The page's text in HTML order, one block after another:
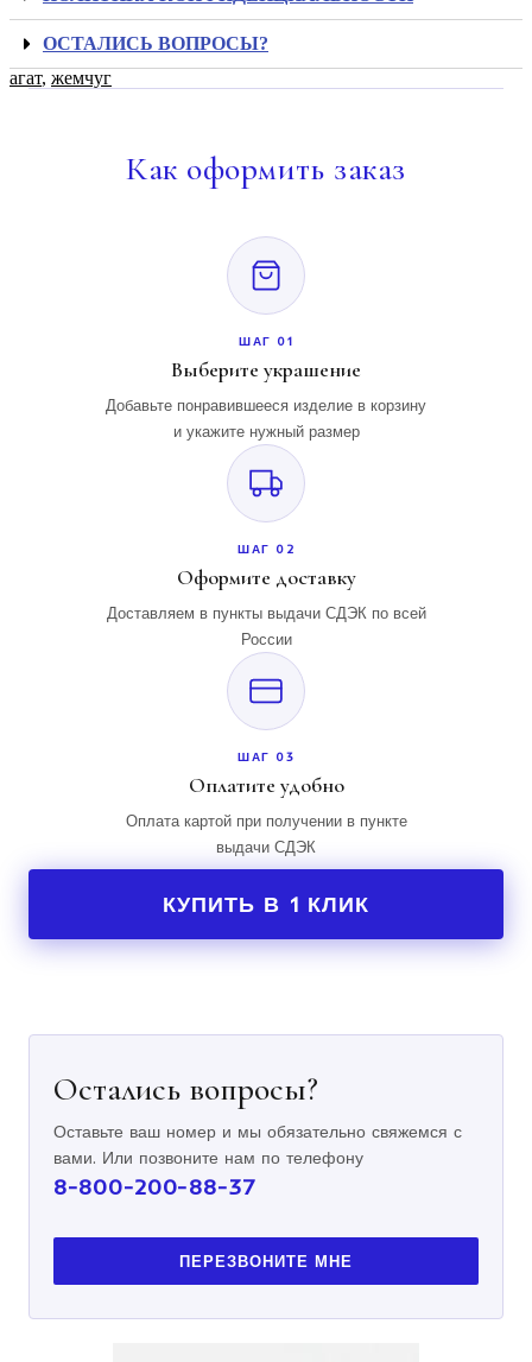
ОСТАЛИСЬ ВОПРОСЫ?
агат, жемчуг
Как оформить заказ
ШАГ 01
Выберите украшение
Добавьте понравившееся изделие в корзину
и укажите нужный размер
ШАГ 02
Оформите доставку
Доставляем в пункты выдачи СДЭК по всей
России
ШАГ 03
Оплатите удобно
Оплата картой при получении в пункте
выдачи СДЭК
КУПИТЬ В 1 КЛИК
Остались вопросы?
Оставьте ваш номер и мы обязательно свяжемся с
вами. Или позвоните нам по телефону
8-800-200-88-37
ПЕРЕЗВОНИТЕ МНЕ